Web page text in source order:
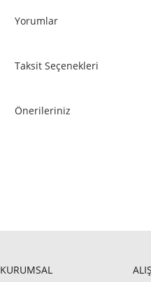
Yorumlar
Taksit Seçenekleri
Önerileriniz
KURUMSAL